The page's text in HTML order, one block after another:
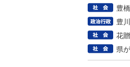
豊
豊
花
県